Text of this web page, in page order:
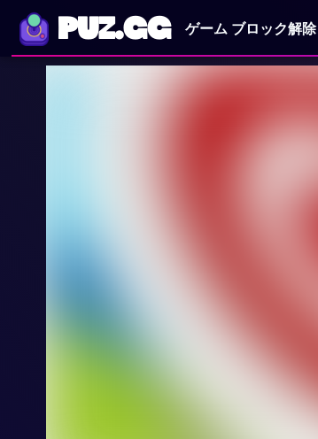
PUZ.GG ゲーム ブロック解除